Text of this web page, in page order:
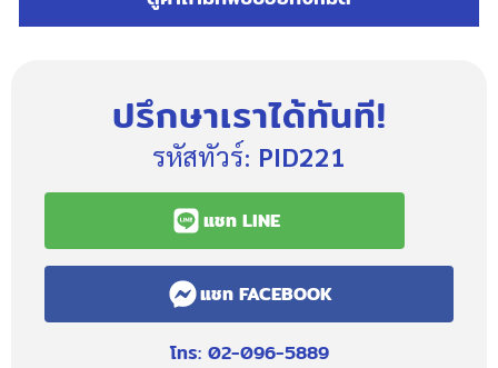
ปรึกษาเราได้ทันที!
รหัสทัวร์: PID221
แชท LINE
แชท FACEBOOK
โทร: 02-096-5889